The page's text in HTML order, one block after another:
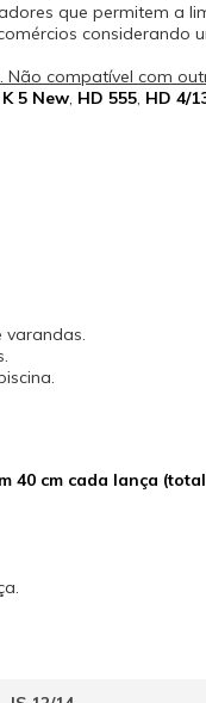
que permitem a
considerando
compatível com
K 5 New, HD 555, HD 4/
varandas.
40 cm cada lança